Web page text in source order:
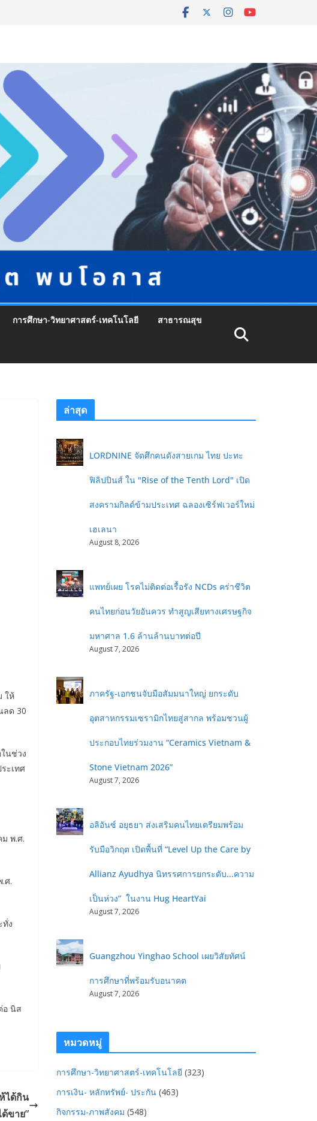
การศึกษา-วิทยาศาสตร์-เทคโนโลยี สาธารณสุข
ให้
ลด 30
นช่วง
ะเทศ
พ.ศ.
ศ.
ง
อ นิส
ได้กิน
ด้ขาย”
ล่าสุด
LORDNINE จัดศึกคนดังสายเกม ไทย ปะทะ
ฟิลิปปินส์ ใน "Rise of the Tenth Lord" เปิด
สงครามกิลด์ข้ามประเทศ ฉลองเซิร์ฟเวอร์ใหม่
เฮเลนา
August 8, 2026
แพทย์เผย โรคไม่ติดต่อเรื้อรัง NCDs คร่าชีวิต
คนไทยก่อนวัยอันควร ทำสูญเสียทางเศรษฐกิจ
มหาศาล 1.6 ล้านล้านบาทต่อปี
August 7, 2026
ภาครัฐ-เอกชนจับมือสัมมนาใหญ่ ยกระดับ
อุตสาหกรรมเซรามิกไทยสู่สากล พร้อมชวนผู้
ประกอบไทยร่วมงาน “Ceramics Vietnam &
Stone Vietnam 2026”
August 7, 2026
อลิอันซ์ อยุธยา ส่งเสริมคนไทยเตรียมพร้อม
รับมือวิกฤต เปิดพื้นที่ “Level Up the Care by
Allianz Ayudhya นิทรรศการยกระดับ...ความ
เป็นห่วง” ในงาน Hug HeartYai
August 7, 2026
Guangzhou Yinghao School เผยวิสัยทัศน์
การศึกษาที่พร้อมรับอนาคต
August 7, 2026
หมวดหมู่
การศึกษา-วิทยาศาสตร์-เทคโนโลยี (323)
การเงิน- หลักทรัพย์- ประกัน (463)
กิจกรรม-ภาพสังคม (548)